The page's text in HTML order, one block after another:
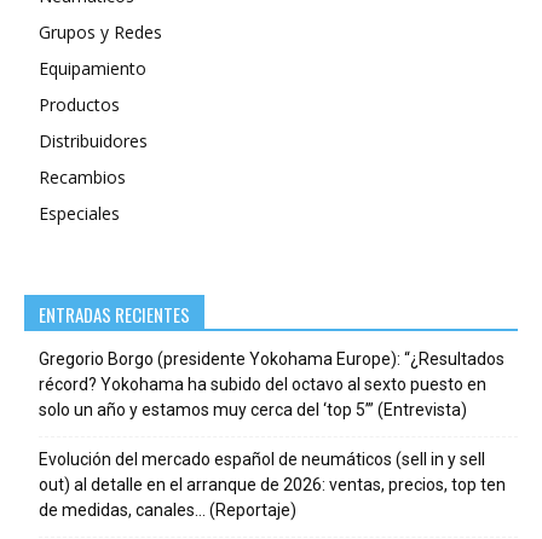
Grupos y Redes
Equipamiento
Productos
Distribuidores
Recambios
Especiales
ENTRADAS RECIENTES
Gregorio Borgo (presidente Yokohama Europe): “¿Resultados
récord? Yokohama ha subido del octavo al sexto puesto en
solo un año y estamos muy cerca del ‘top 5’” (Entrevista)
Evolución del mercado español de neumáticos (sell in y sell
out) al detalle en el arranque de 2026: ventas, precios, top ten
de medidas, canales… (Reportaje)